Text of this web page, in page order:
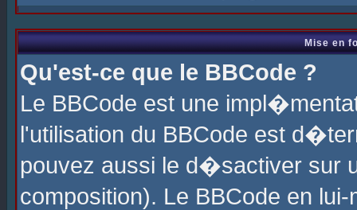
Mise en
Qu'est-ce que le BBCode ?
Le BBCode est une
l'utilisation du BBCode est
pouvez aussi le d�sactiver sur
composition). Le BBCode en